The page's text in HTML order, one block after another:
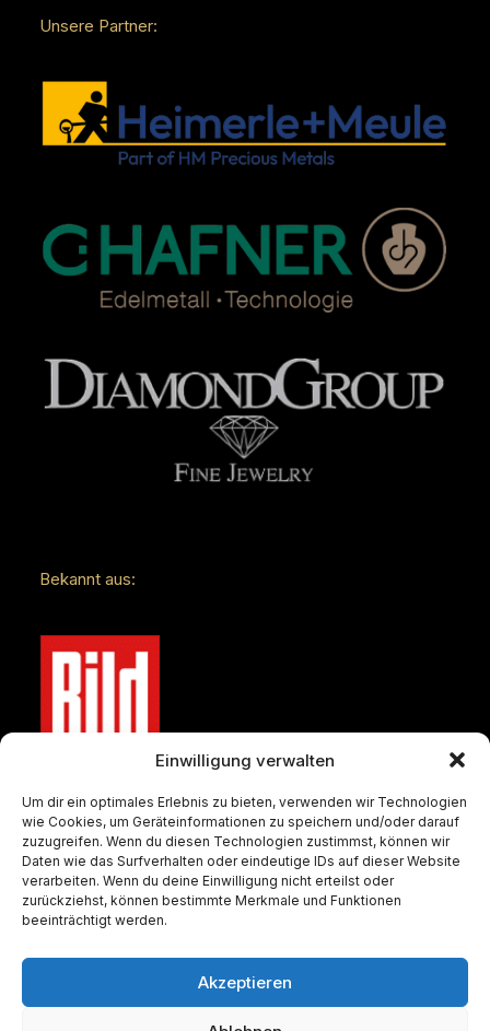
Einwilligung verwalten
Um dir ein optimales Erlebnis zu bieten, verwenden wir Technologien
wie Cookies, um Geräteinformationen zu speichern und/oder darauf
zuzugreifen. Wenn du diesen Technologien zustimmst, können wir
Daten wie das Surfverhalten oder eindeutige IDs auf dieser Website
verarbeiten. Wenn du deine Einwilligung nicht erteilst oder
zurückziehst, können bestimmte Merkmale und Funktionen
beeinträchtigt werden.
Akzeptieren
Unsere Partner:
Bekannt aus: